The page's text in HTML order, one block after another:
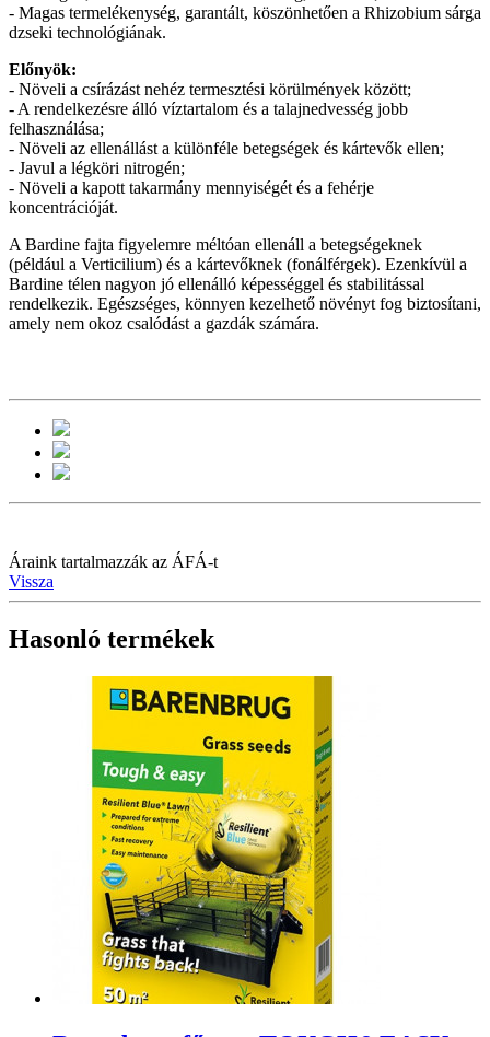
- Magas termelékenység, garantált, köszönhetően a Rhizobium sárga
dzseki technológiának.
Előnyök:
- Növeli a csírázást nehéz termesztési körülmények között;
- A rendelkezésre álló víztartalom és a talajnedvesség jobb
felhasználása;
- Növeli az ellenállást a különféle betegségek és kártevők ellen;
- Javul a légköri nitrogén;
- Növeli a kapott takarmány mennyiségét és a fehérje
koncentrációját.
A Bardine fajta figyelemre méltóan ellenáll a betegségeknek
(például a Verticilium) és a kártevőknek (fonálférgek). Ezenkívül a
Bardine télen nagyon jó ellenálló képességgel és stabilitással
rendelkezik. Egészséges, könnyen kezelhető növényt fog biztosítani,
amely nem okoz csalódást a gazdák számára.
Áraink tartalmazzák az ÁFÁ-t
Vissza
Hasonló termékek